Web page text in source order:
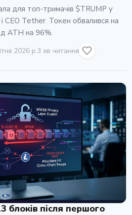
для топ-тримачiв $TRUMP у
Tether. Токен обвалився на
ATH на 96%.
2026 р.3 хв читання
блоків після першого